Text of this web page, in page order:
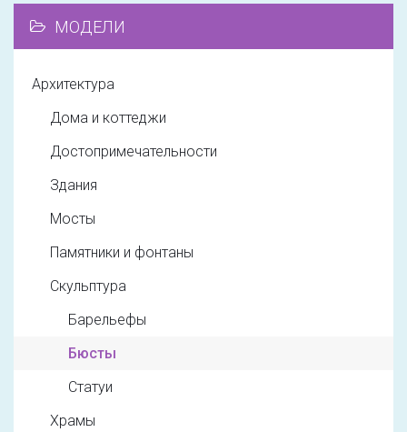
МОДЕЛИ
Архитектура
Дома и коттеджи
Достопримечательности
Здания
Мосты
Памятники и фонтаны
Скульптура
Барельефы
Бюсты
Статуи
Храмы